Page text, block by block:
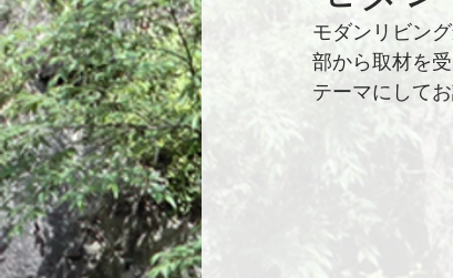
モダンリビン
部から取材を
テーマにして